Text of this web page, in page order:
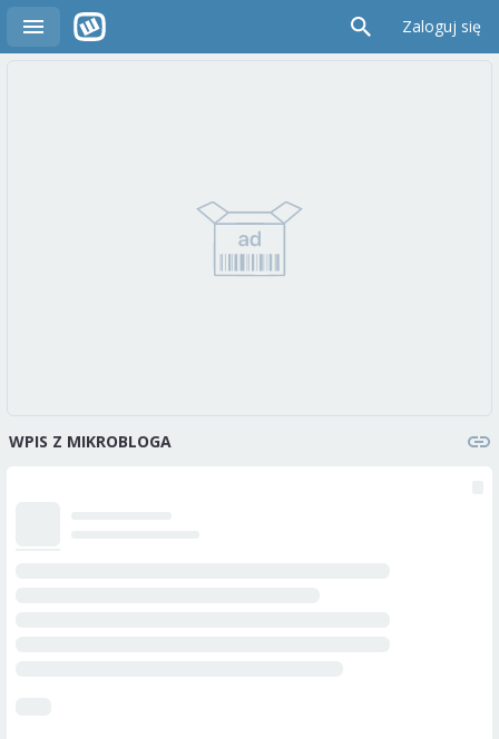
Zaloguj się
WPIS Z MIKROBLOGA